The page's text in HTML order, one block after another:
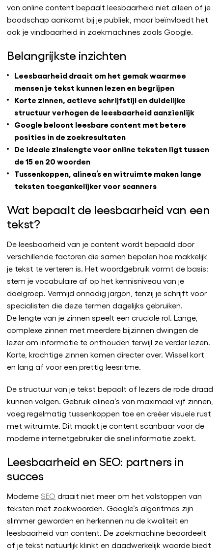
van online content bepaalt leesbaarheid niet alleen of je
boodschap aankomt bij je publiek, maar beïnvloedt het
ook je vindbaarheid in zoekmachines zoals Google.
Belangrijkste inzichten
Leesbaarheid draait om het gemak waarmee
mensen je tekst kunnen lezen en begrijpen
Korte zinnen, actieve schrijfstijl en duidelijke
structuur verhogen de leesbaarheid aanzienlijk
Google beloont leesbare content met betere
posities in de zoekresultaten
De ideale zinslengte voor online teksten ligt tussen
de 15 en 20 woorden
Tussenkoppen, alinea’s en witruimte maken lange
teksten toegankelijker voor scanners
Wat bepaalt de leesbaarheid van een
tekst?
De leesbaarheid van je content wordt bepaald door
verschillende factoren die samen bepalen hoe makkelijk
je tekst te verteren is. Het woordgebruik vormt de basis:
stem je vocabulaire af op het kennisniveau van je
doelgroep. Vermijd onnodig jargon, tenzij je schrijft voor
specialisten die deze termen dagelijks gebruiken.
De lengte van je zinnen speelt een cruciale rol. Lange,
complexe zinnen met meerdere bijzinnen dwingen de
lezer om informatie te onthouden terwijl ze verder lezen.
Korte, krachtige zinnen komen directer over. Wissel kort
en lang af voor een prettig leesritme.
De structuur van je tekst bepaalt of lezers de rode draad
kunnen volgen. Gebruik alinea’s van maximaal vijf zinnen,
voeg regelmatig tussenkoppen toe en creëer visuele rust
met witruimte. Dit maakt je content scanbaar voor de
moderne internetgebruiker die snel informatie zoekt.
Leesbaarheid en SEO: partners in
succes
Moderne SEO draait niet meer om het volstoppen van
teksten met zoekwoorden. Google’s algoritmes zijn
slimmer geworden en herkennen nu de kwaliteit en
leesbaarheid van content. De zoekmachine beoordeelt
of je tekst natuurlijk klinkt en daadwerkelijk waarde biedt